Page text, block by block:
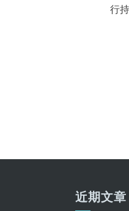
行
近期文章